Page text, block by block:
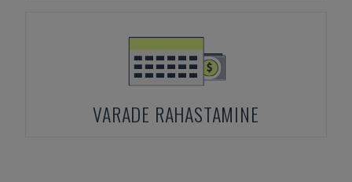
VARADE RAHASTAMINE